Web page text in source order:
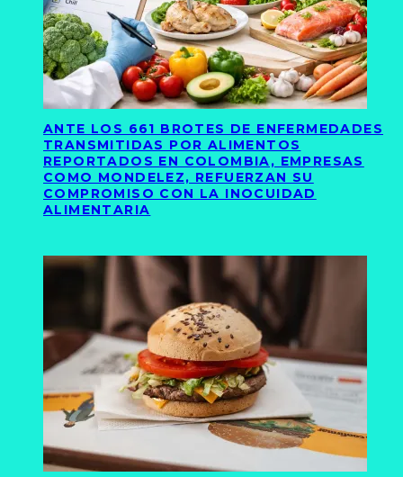
ANTE LOS 661 BROTES DE ENFERMEDADES
TRANSMITIDAS POR ALIMENTOS
REPORTADOS EN COLOMBIA, EMPRESAS
COMO MONDELEZ, REFUERZAN SU
COMPROMISO CON LA INOCUIDAD
ALIMENTARIA